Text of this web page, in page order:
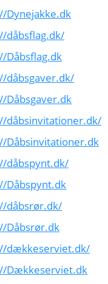
Dynejakke.dk
dåbsflag.dk/
Dåbsflag.dk
dåbsgaver.dk/
Dåbsgaver.dk
dåbsinvitationer.dk/
Dåbsinvitationer.dk
dåbspynt.dk/
Dåbspynt.dk
dåbsrør.dk/
Dåbsrør.dk
dækkeserviet.dk/
Dækkeserviet.dk